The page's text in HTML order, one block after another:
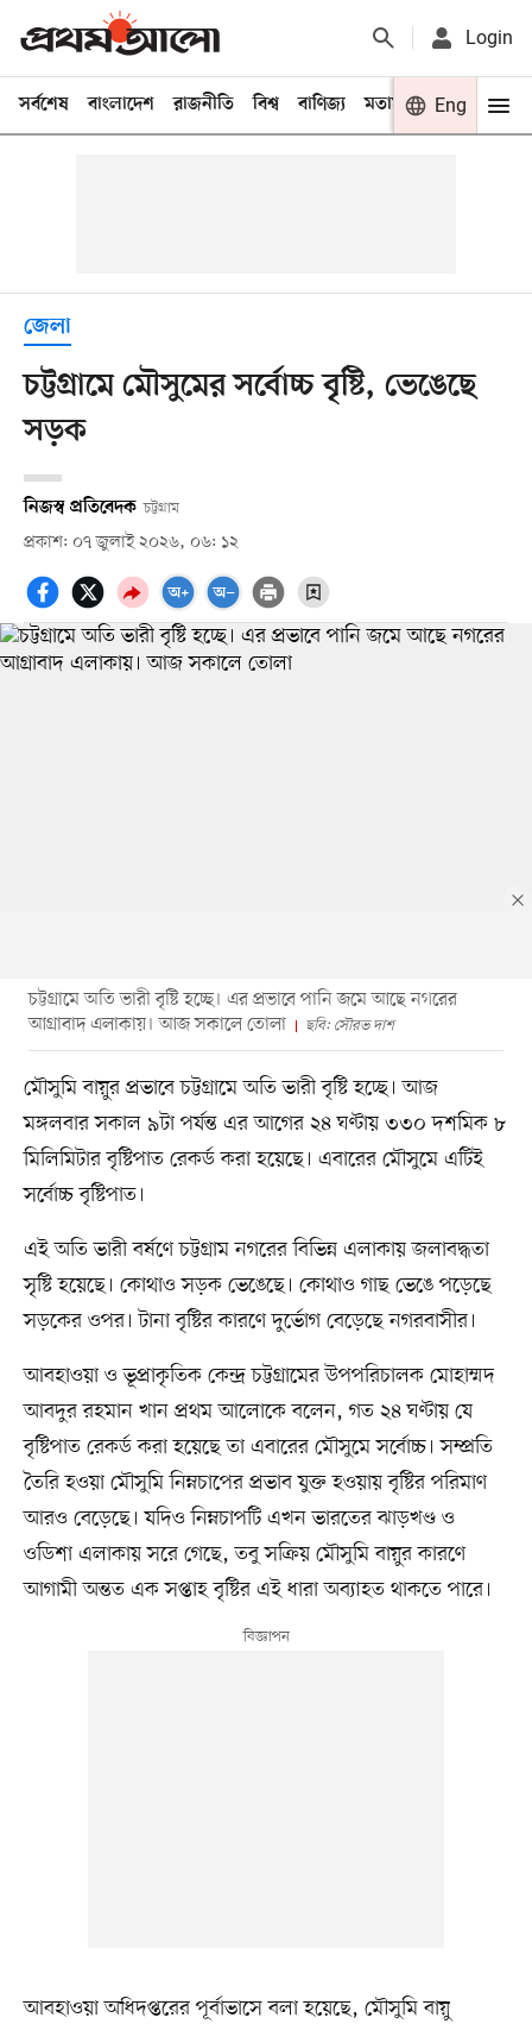
Login
সর্বশেষ বাংলাদেশ রাজনীতি বিশ্ব বাণিজ্য মতামত খেলা
Eng
জেলা
চট্টগ্রামে মৌসুমের সর্বোচ্চ বৃষ্টি, ভেঙেছে
সড়ক
নিজস্ব প্রতিবেদক চট্টগ্রাম
প্রকাশ: ০৭ জুলাই ২০২৬, ০৬: ১২
চট্টগ্রামে অতি ভারী বৃষ্টি হচ্ছে। এর প্রভাবে পানি জমে আছে নগরের
আগ্রাবাদ এলাকায়। আজ সকালে তোলা
ছবি: সৌরভ দাশ
মৌসুমি বায়ুর প্রভাবে চট্টগ্রামে অতি ভারী বৃষ্টি হচ্ছে। আজ
মঙ্গলবার সকাল ৯টা পর্যন্ত এর আগের ২৪ ঘণ্টায় ৩৩০ দশমিক ৮
মিলিমিটার বৃষ্টিপাত রেকর্ড করা হয়েছে। এবারের মৌসুমে এটিই
সর্বোচ্চ বৃষ্টিপাত।
এই অতি ভারী বর্ষণে চট্টগ্রাম নগরের বিভিন্ন এলাকায় জলাবদ্ধতা
সৃষ্টি হয়েছে। কোথাও সড়ক ভেঙেছে। কোথাও গাছ ভেঙে পড়েছে
সড়কের ওপর। টানা বৃষ্টির কারণে দুর্ভোগ বেড়েছে নগরবাসীর।
আবহাওয়া ও ভূপ্রাকৃতিক কেন্দ্র চট্টগ্রামের উপপরিচালক মোহাম্মদ
আবদুর রহমান খান প্রথম আলোকে বলেন, গত ২৪ ঘণ্টায় যে
বৃষ্টিপাত রেকর্ড করা হয়েছে তা এবারের মৌসুমে সর্বোচ্চ। সম্প্রতি
তৈরি হওয়া মৌসুমি নিম্নচাপের প্রভাব যুক্ত হওয়ায় বৃষ্টির পরিমাণ
আরও বেড়েছে। যদিও নিম্নচাপটি এখন ভারতের ঝাড়খণ্ড ও
ওডিশা এলাকায় সরে গেছে, তবু সক্রিয় মৌসুমি বায়ুর কারণে
আগামী অন্তত এক সপ্তাহ বৃষ্টির এই ধারা অব্যাহত থাকতে পারে।
আবহাওয়া অধিদপ্তরের পূর্বাভাসে বলা হয়েছে, মৌসুমি বায়ু